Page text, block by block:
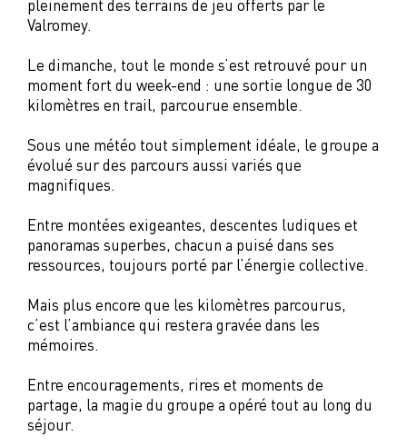
pleinement des terrains de jeu offerts par le
Valromey.
Le dimanche, tout le monde s’est retrouvé pour un
moment fort du week-end : une sortie longue de 30
kilomètres en trail, parcourue ensemble.
Sous une météo tout simplement idéale, le groupe a
évolué sur des parcours aussi variés que
magnifiques.
Entre montées exigeantes, descentes ludiques et
panoramas superbes, chacun a puisé dans ses
ressources, toujours porté par l’énergie collective.
Mais plus encore que les kilomètres parcourus,
c’est l’ambiance qui restera gravée dans les
mémoires.
Entre encouragements, rires et moments de
partage, la magie du groupe a opéré tout au long du
séjour.